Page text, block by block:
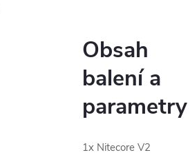
Obsah
balení a
parametry
1x Nitecore V2